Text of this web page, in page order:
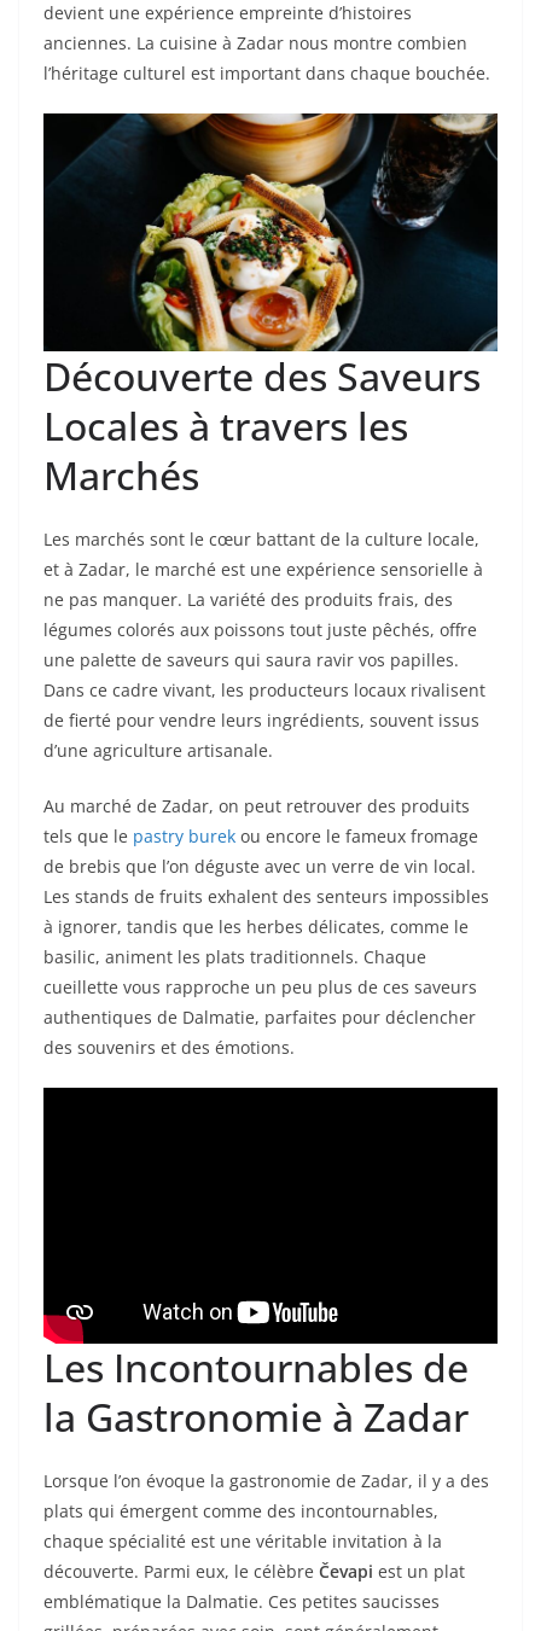
devient une expérience empreinte d’histoires
anciennes. La cuisine à Zadar nous montre combien
l’héritage culturel est important dans chaque bouchée.
Découverte des Saveurs
Locales à travers les
Marchés
Les marchés sont le cœur battant de la culture locale,
et à Zadar, le marché est une expérience sensorielle à
ne pas manquer. La variété des produits frais, des
légumes colorés aux poissons tout juste pêchés, offre
une palette de saveurs qui saura ravir vos papilles.
Dans ce cadre vivant, les producteurs locaux rivalisent
de fierté pour vendre leurs ingrédients, souvent issus
d’une agriculture artisanale.
Au marché de Zadar, on peut retrouver des produits
tels que le pastry burek ou encore le fameux fromage
de brebis que l’on déguste avec un verre de vin local.
Les stands de fruits exhalent des senteurs impossibles
à ignorer, tandis que les herbes délicates, comme le
basilic, animent les plats traditionnels. Chaque
cueillette vous rapproche un peu plus de ces saveurs
authentiques de Dalmatie, parfaites pour déclencher
des souvenirs et des émotions.
Les Incontournables de
la Gastronomie à Zadar
Lorsque l’on évoque la gastronomie de Zadar, il y a des
plats qui émergent comme des incontournables,
chaque spécialité est une véritable invitation à la
découverte. Parmi eux, le célèbre Čevapi est un plat
emblématique la Dalmatie. Ces petites saucisses